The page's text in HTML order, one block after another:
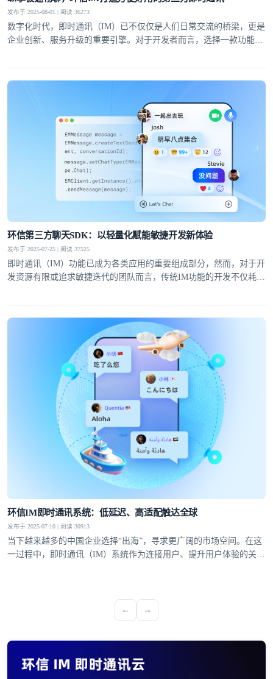
发布于 2025-08-01 | 阅读 36273
数字化时代，即时通讯（IM）已不仅仅是人们日常交流的桥梁，更是
企业创新、服务升级的重要引擎。对于开发者而言，选择一款功能完
效率，降低运维成本。
环信第三方聊天SDK：以轻量化赋能敏捷开发新体验
发布于 2025-07-25 | 阅读 37525
即时通讯（IM）功能已成为各类应用的重要组成部分，然而，对于开
发资源有限或追求敏捷迭代的团队而言，传统IM功能的开发不仅耗时
环信IM即时通讯系统：低延迟、高适配触达全球
发布于 2025-07-10 | 阅读 30913
当下越来越多的中国企业选择“出海”，寻求更广阔的市场空间。在这
一过程中，即时通讯（IM）系统作为连接用户、提升用户体验的关键
←
→
我已阅读并同意通讯云服务条款和通讯云隐私政策
不了，谢谢
登录即时通讯云
登录客服云